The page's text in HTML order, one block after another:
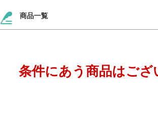
商品一覧
条件にあう商品はござ